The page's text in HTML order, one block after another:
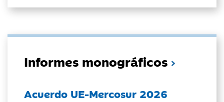
Informes monográficos
Acuerdo UE-Mercosur 2026